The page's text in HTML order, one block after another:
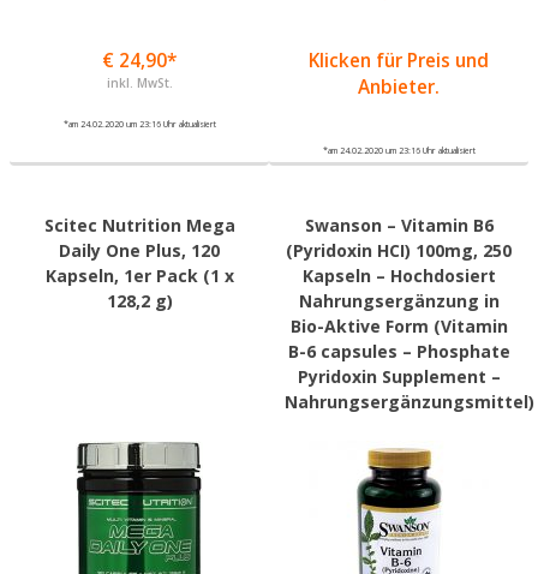
€ 24,90*
inkl. MwSt.
*am 24.02.2020 um 23:16 Uhr aktualisiert
Klicken für Preis und
Anbieter.
*am 24.02.2020 um 23:16 Uhr aktualisiert
Scitec Nutrition Mega
Daily One Plus, 120
Kapseln, 1er Pack (1 x
128,2 g)
Swanson – Vitamin B6
(Pyridoxin HCI) 100mg, 250
Kapseln – Hochdosiert
Nahrungsergänzung in
Bio-Aktive Form (Vitamin
B-6 capsules – Phosphate
Pyridoxin Supplement –
Nahrungsergänzungsmittel)